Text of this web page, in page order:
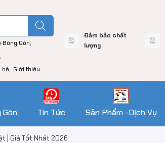
Bông Gòn
hệ Giới thiệu
Đảm bảo chất
lượng
Tin Tức Sản Phẩm -Dịch Vụ
| Giá Tốt Nhất 2026